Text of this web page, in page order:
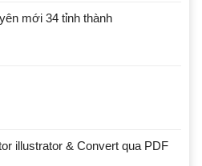
mới 34 tỉnh thành
illustrator & Convert qua PDF